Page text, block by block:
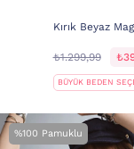
Kırık Beyaz
₺1.299,99
BÜYÜK BEDEN
%100 Pamuklu